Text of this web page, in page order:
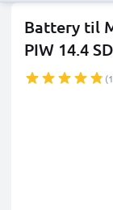
Battery til
PIW 14.4